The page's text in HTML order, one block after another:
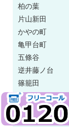
柏の葉
片山新田
かやの町
亀甲台町
五條谷
逆井藤ノ台
篠籠田
新柏
新富町
末広町